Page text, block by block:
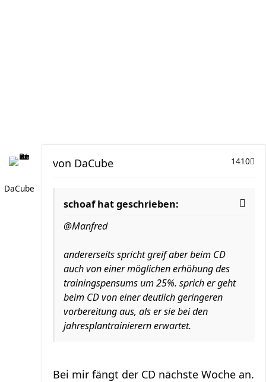
DaCube
1410
von DaCube
schoaf hat geschrieben:
@Manfred
andererseits spricht greif aber beim CD
auch von einer möglichen erhöhung des
trainingspensums um 25%. sprich er geht
beim CD von einer deutlich geringeren
vorbereitung aus, als er sie bei den
jahresplantrainierern erwartet.
Bei mir fängt der CD nächste Woche an.